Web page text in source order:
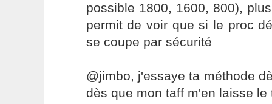
possible 1800, 1600, 800),
permit de voir que si le proc
se coupe par sécurité
@jimbo, j'essaye ta méthode
dès que mon taff m'en laisse le